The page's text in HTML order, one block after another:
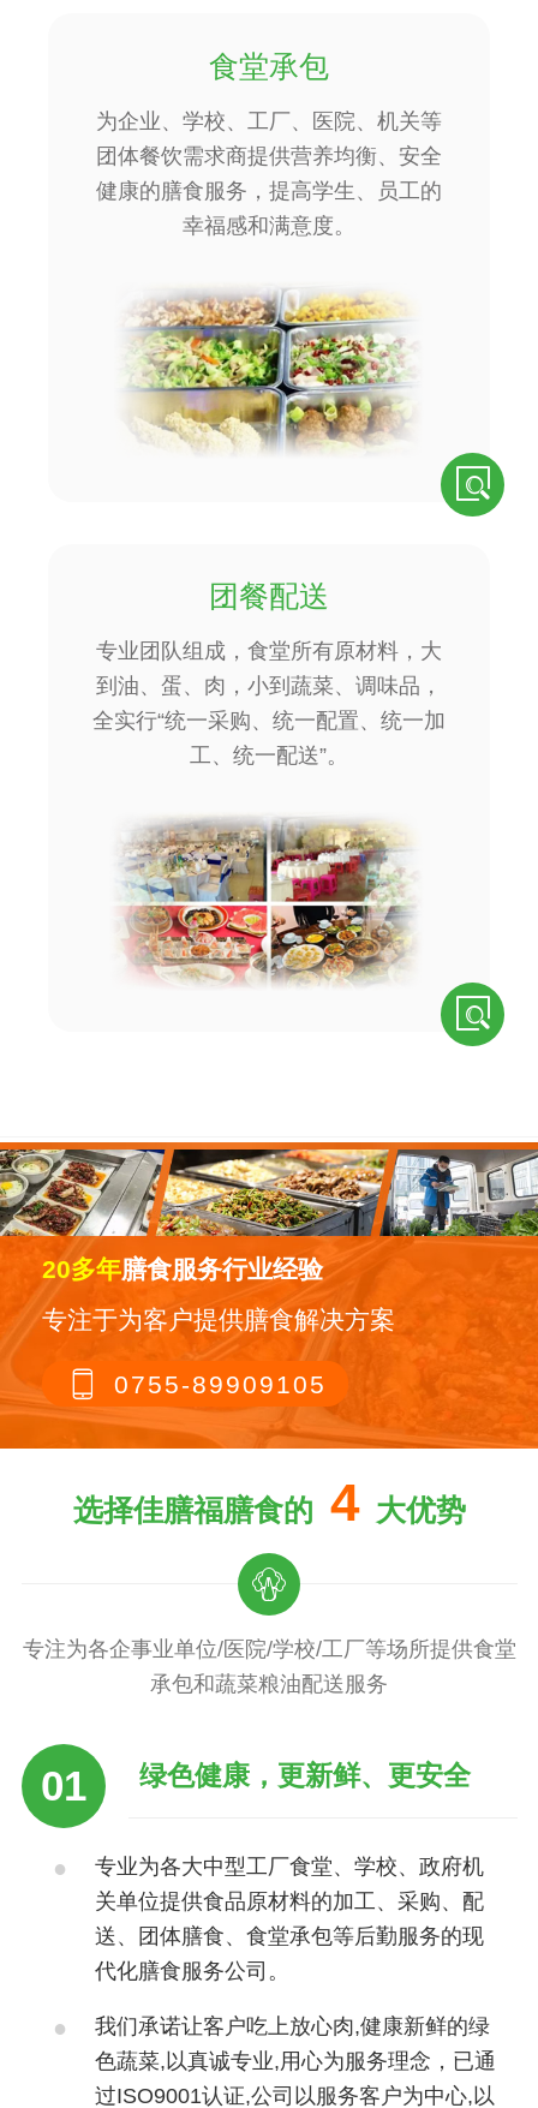
食堂承包
为企业、学校、工厂、医院、机关等
团体餐饮需求商提供营养均衡、安全
健康的膳食服务，提高学生、员工的
幸福感和满意度。

团餐配送
专业团队组成，食堂所有原材料，大
到油、蛋、肉，小到蔬菜、调味品，
全实行“统一采购、统一配置、统一加
工、统一配送”。

20多年膳食服务行业经验
专注于为客户提供膳食解决方案
 0755-89909105
选择佳膳福膳食的 4 大优势

专注为各企事业单位/医院/学校/工厂等场所提供食堂
承包和蔬菜粮油配送服务
01 绿色健康，更新鲜、更安全
专业为各大中型工厂食堂、学校、政府机
关单位提供食品原材料的加工、采购、配
送、团体膳食、食堂承包等后勤服务的现
代化膳食服务公司。
我们承诺让客户吃上放心肉,健康新鲜的绿
色蔬菜,以真诚专业,用心为服务理念，已通
过ISO9001认证,公司以服务客户为中心,以